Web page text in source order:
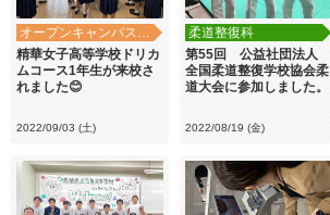
オープンキャンパス・学校見学
精華女子高等学校ドリカ
ムコース1年生が来校さ
れました😊
2022/09/03 (土)
柔道整復科
第55回 公益社団法人
全国柔道整復学校協会柔
道大会に参加しました。
2022/08/19 (金)